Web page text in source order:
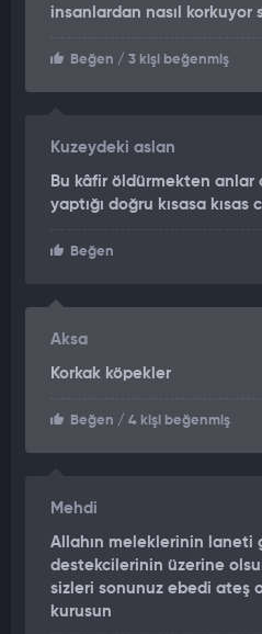
insanlardan nasıl korkuyor
Beğen / 3 kişi beğenmiş
Kuzeydeki aslan
Bu kâfir öldürmekten anlar
yaptığı doğru kısasa
Beğen
Aksa
Korkak köpekler
Beğen / 4 kişi beğenmiş
Mehdi
Allahın meleklerinin laneti
destekcilerinin üzerine
sizleri sonunuz ebedi ateş
kurusun